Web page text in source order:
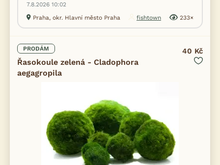
7.8.2026 10:02
Praha, okr. Hlavní město Praha
fishtown 233×
PRODÁM
Řasokoule zelená - Cladophora
aegagropila
40 Kč